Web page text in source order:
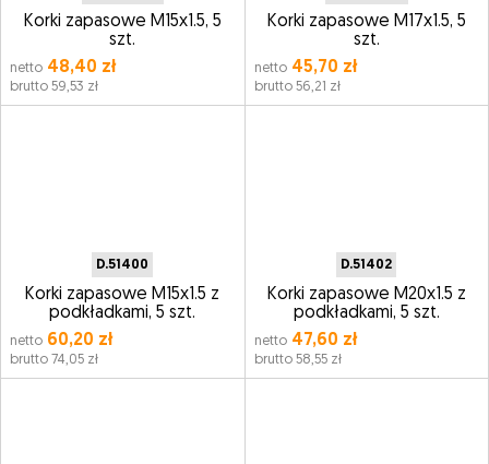
Korki zapasowe M15x1.5, 5
szt.
netto 48,40 zł
brutto 59,53 zł
Korki zapasowe M17x1.5, 5
szt.
netto45,70 zł
brutto 56,21 zł
D.51400
Korki zapasowe M15x1.5 z
podkładkami, 5 szt.
netto 60,20 zł
brutto 74,05 zł
D.51402
Korki zapasowe M20x1.5 z
podkładkami, 5 szt.
netto47,60 zł
brutto 58,55 zł